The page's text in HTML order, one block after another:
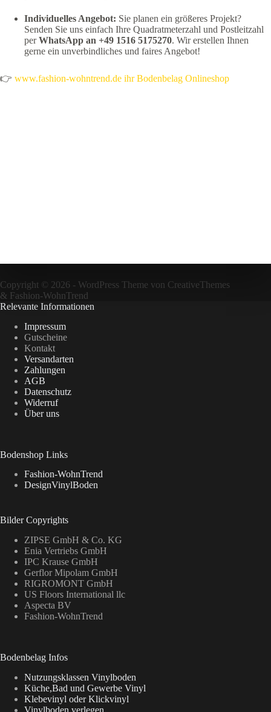
Individuelles Angebot: Sie planen ein größeres Projekt?
Senden Sie uns einfach Ihre Quadratmeterzahl und Postleitzahl
perWhatsApp an +49 1516 5175270. Wir erstellen Ihnen
gerne ein unverbindliches und faires Angebot!
👉 www.fashion-wohntrend.de ihr Bodenbelag Onlineshop
Copyright © 2026 - WordPress Theme von CreativeThemes
& Fashion-WohnTrend
Relevante Informationen
Impressum
Gutscheine
Kontakt
Versandarten
Zahlungen
AGB
Datenschutz
Widerruf
Über uns
Bodenshop Links
Fashion-WohnTrend
DesignVinylBoden
Bilder Copyrights
ZIPSE GmbH & Co. KG
Enia Vertriebs GmbH
IPC Krause GmbH
Gerflor Mipolam GmbH
RIGROMONT GmbH
US Floors International llc
Aspecta BV
Fashion-WohnTrend
Bodenbelag Infos
Nutzungsklassen Vinylboden
Küche,Bad und Gewerbe Vinyl
Klebevinyl oder Klickvinyl
Vinylboden verlegen